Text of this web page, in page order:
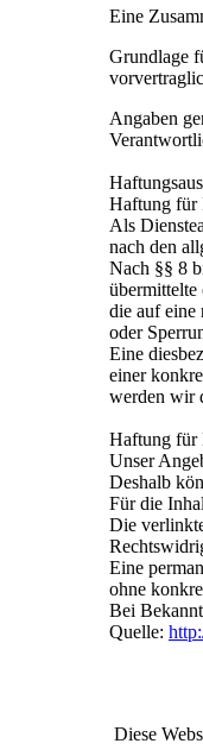
Eine
Grundlage
Angaben
Haftung für
Als
nach den
Nach §§ 8
übermittelte
die auf eine
oder
Eine
einer
werden wir
Haftung für
Unser
Deshalb
Für die
Die
Eine
ohne
Bei
Quelle:
Diese